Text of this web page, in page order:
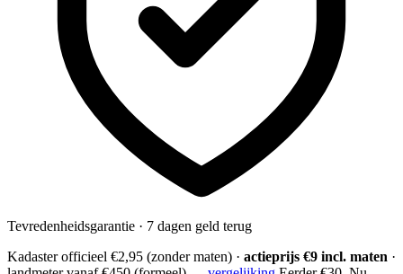
Tevredenheidsgarantie · 7 dagen geld terug
Kadaster officieel €2,95 (zonder maten) · actieprijs €9 incl. maten ·